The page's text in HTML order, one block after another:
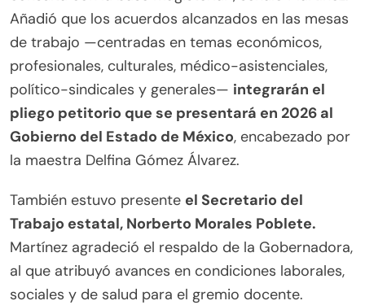
Añadió que los acuerdos alcanzados en las mesas
de trabajo —centradas en temas económicos,
profesionales, culturales, médico-asistenciales,
político-sindicales y generales— integrarán el
pliego petitorio que se presentará en 2026 al
Gobierno del Estado de México, encabezado por
la maestra Delfina Gómez Álvarez.
También estuvo presente el Secretario del
Trabajo estatal, Norberto Morales Poblete.
Martínez agradeció el respaldo de la Gobernadora,
al que atribuyó avances en condiciones laborales,
sociales y de salud para el gremio docente.